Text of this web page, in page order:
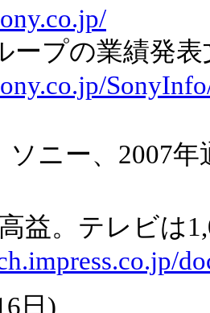
ープの業績発表
ソニー、2007
益。テレビは
日)